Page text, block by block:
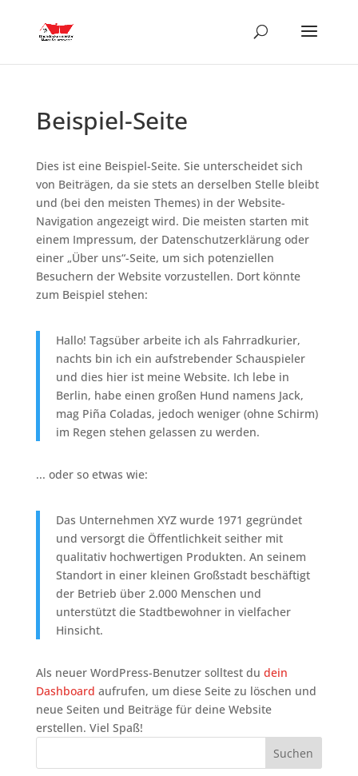
Beispiel-Seite
Dies ist eine Beispiel-Seite. Sie unterscheidet sich
von Beiträgen, da sie stets an derselben Stelle bleibt
und (bei den meisten Themes) in der Website-
Navigation angezeigt wird. Die meisten starten mit
einem Impressum, der Datenschutzerklärung oder
einer „Über uns“-Seite, um sich potenziellen
Besuchern der Website vorzustellen. Dort könnte
zum Beispiel stehen:
Hallo! Tagsüber arbeite ich als Fahrradkurier,
nachts bin ich ein aufstrebender Schauspieler
und dies hier ist meine Website. Ich lebe in
Berlin, habe einen großen Hund namens Jack,
mag Piña Coladas, jedoch weniger (ohne Schirm)
im Regen stehen gelassen zu werden.
... oder so etwas wie:
Das Unternehmen XYZ wurde 1971 gegründet
und versorgt die Öffentlichkeit seither mit
qualitativ hochwertigen Produkten. An seinem
Standort in einer kleinen Großstadt beschäftigt
der Betrieb über 2.000 Menschen und
unterstützt die Stadtbewohner in vielfacher
Hinsicht.
Als neuer WordPress-Benutzer solltest du dein
Dashboard aufrufen, um diese Seite zu löschen und
neue Seiten und Beiträge für deine Website
erstellen. Viel Spaß!
Suchen